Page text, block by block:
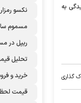
به
گذاری
نکسو
مسموم
ریپل در
تحلیل
خرید و
قیمت